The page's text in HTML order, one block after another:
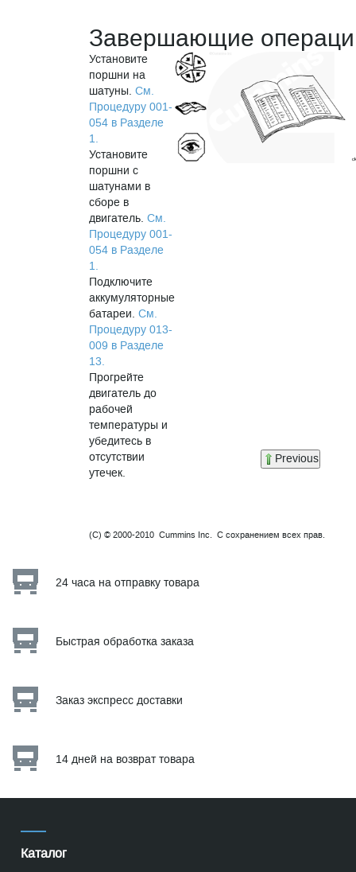
Завершающие
Установите
поршни на
шатуны.См.
Процедуру 001-
054 в Разделе
1.
Установите
поршни с
шатунами в
сборе в
двигатель.См.
Процедуру 001-
054 в Разделе
1.
Подключите
аккумуляторные
батареи.См.
Процедуру 013-
009 в Разделе
13.
Прогрейте
двигатель до
рабочей
температуры и
убедитесь в
отсутствии
утечек.
Previous
(C) © 2000-2010 Cummins Inc. С сохранением всех прав.
24 часа на отправку товара
Быстрая обработка заказа
Заказ экспресс доставки
14 дней на возврат товара
Каталог